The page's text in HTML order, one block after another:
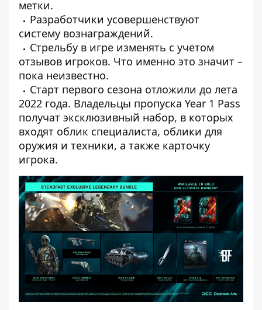
метки.
Разработчики усовершенствуют
систему вознаграждений.
Стрельбу в игре изменять с учётом
отзывов игроков. Что именно это значит –
пока неизвестно.
Старт первого сезона отложили до лета
2022 года. Владельцы пропуска Year 1 Pass
получат эксклюзивный набор, в которых
входят облик специалиста, облики для
оружия и техники, а также карточку
игрока.